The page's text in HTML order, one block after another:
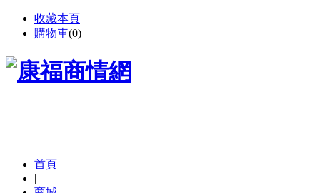
收藏本頁
購物車(0)
首頁
|